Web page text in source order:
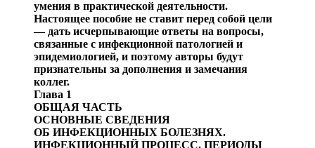
умения в практической деятельности.
Настоящее пособие не ставит перед собой цели
— дать исчерпывающие ответы на вопросы,
связанные с инфекционной патологией и
эпидемиологией, и поэтому авторы будут
признательны за дополнения и замечания
коллег.
Глава 1
ОБЩАЯ ЧАСТЬ
ОСНОВНЫЕ СВЕДЕНИЯ
ОБ ИНФЕКЦИОННЫХ БОЛЕЗНЯХ.
ИНФЕКЦИОННЫЙ ПРОЦЕСС, ПЕРИОДЫ